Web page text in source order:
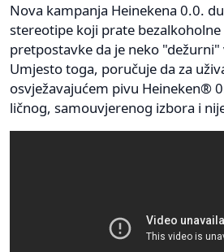
Nova kampanja Heinekena 0.0.
stereotipe koji prate
pretpostavke da je neko "dežurni"
Umjesto toga, poručuje da za
osvježavajućem pivu Heineken®
ličnog, samouvjerenog izbora i